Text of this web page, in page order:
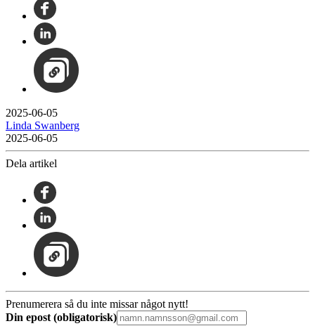
2025-06-05
Linda Swanberg
2025-06-05
Dela artikel
Prenumerera så du inte missar något nytt!
Din epost (obligatorisk)